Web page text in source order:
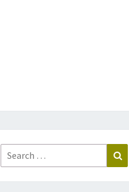
Search
for: